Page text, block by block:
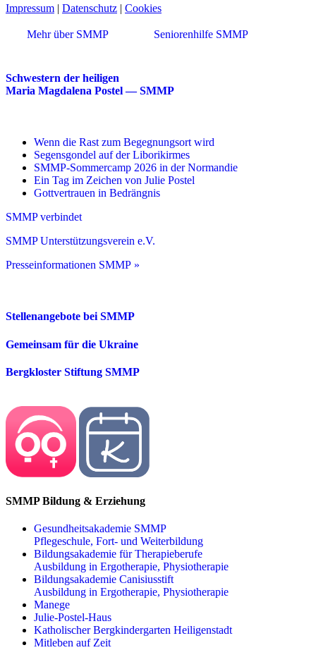
Impressum | Datenschutz | Cookies
Mehr über SMMP Seniorenhilfe SMMP
Schwestern der heiligen
Maria Magdalena Postel — SMMP
Wenn die Rast zum Begegnungsort wird
Segensgondel auf der Liborikirmes
SMMP-Sommercamp 2026 in der Normandie
Ein Tag im Zeichen von Julie Postel
Gottvertrauen in Bedrängnis
SMMP verbindet
SMMP Unterstützungsverein e.V.
Presseinformationen SMMP »
Stellenangebote bei SMMP
Gemeinsam für die Ukraine
Bergkloster Stiftung SMMP
SMMP Bildung & Erziehung
Gesundheitsakademie SMMP
Pflegeschule, Fort- und Weiterbildung
Bildungsakademie für Therapieberufe
Ausbildung in Ergotherapie, Physiotherapie
Bildungsakademie Canisiusstift
Ausbildung in Ergotherapie, Physiotherapie
Manege
Julie-Postel-Haus
Katholischer Bergkindergarten Heiligenstadt
Mitleben auf Zeit